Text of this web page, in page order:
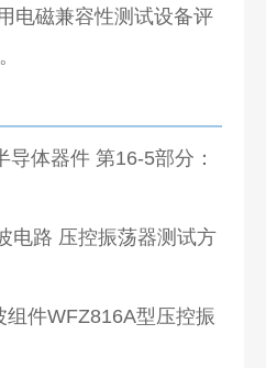
电磁兼容性测试设备评
体器件 第16-5部分：
电路 压控振荡器测试方
件WFZ816A型压控振